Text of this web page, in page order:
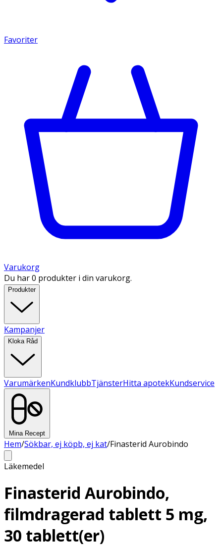
Favoriter
Varukorg
Du har 0 produkter i din varukorg.
Produkter
Kampanjer
Kloka Råd
VarumärkenKundklubbTjänsterHitta apotekKundservice
Mina Recept
Hem/Sökbar, ej köpb, ej kat/Finasterid Aurobindo
Läkemedel
Finasterid Aurobindo,
filmdragerad tablett 5 mg,
30 tablett(er)